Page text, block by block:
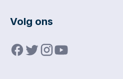
open gereedschapstas
is de perfecte keuze
kunnen schakelen op
de werkvloer of bij
Volg ons